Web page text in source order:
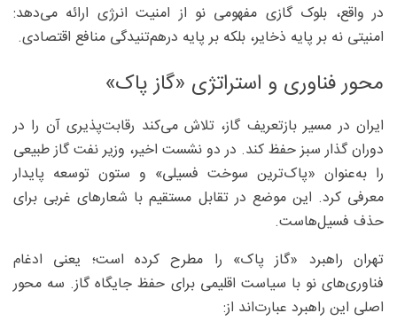
در واقع، بلوک گازی مفهومی نو از امنیت انرژی ارائه می‌دهد:
امنیتی نه بر پایه ذخایر، بلکه بر پایه درهم‌تنیدگی منافع اقتصادی.
محور فناوری و استراتژی «گاز پاک»
ایران در مسیر بازتعریف گاز، تلاش می‌کند رقابت‌پذیری آن را در
دوران گذار سبز حفظ کند. در دو نشست اخیر، وزیر نفت گاز طبیعی
را به‌عنوان «پاک‌ترین سوخت فسیلی» و ستون توسعه پایدار
معرفی کرد. این موضع در تقابل مستقیم با شعارهای غربی برای
حذف فسیل‌هاست.
تهران راهبرد «گاز پاک» را مطرح کرده است؛ یعنی ادغام
فناوری‌های نو با سیاست اقلیمی برای حفظ جایگاه گاز. سه محور
اصلی این راهبرد عبارت‌اند از: